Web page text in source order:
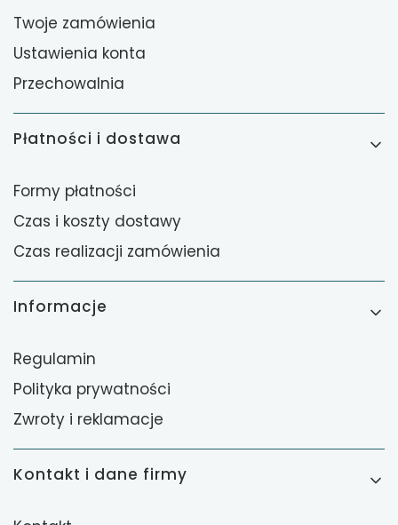
Twoje zamówienia
Ustawienia konta
Przechowalnia
Płatności i dostawa
Formy płatności
Czas i koszty dostawy
Czas realizacji zamówienia
Informacje
Regulamin
Polityka prywatności
Zwroty i reklamacje
Kontakt i dane firmy